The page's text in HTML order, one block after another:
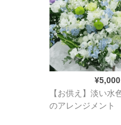
¥5,000
【お供え】淡い水
のアレンジメント